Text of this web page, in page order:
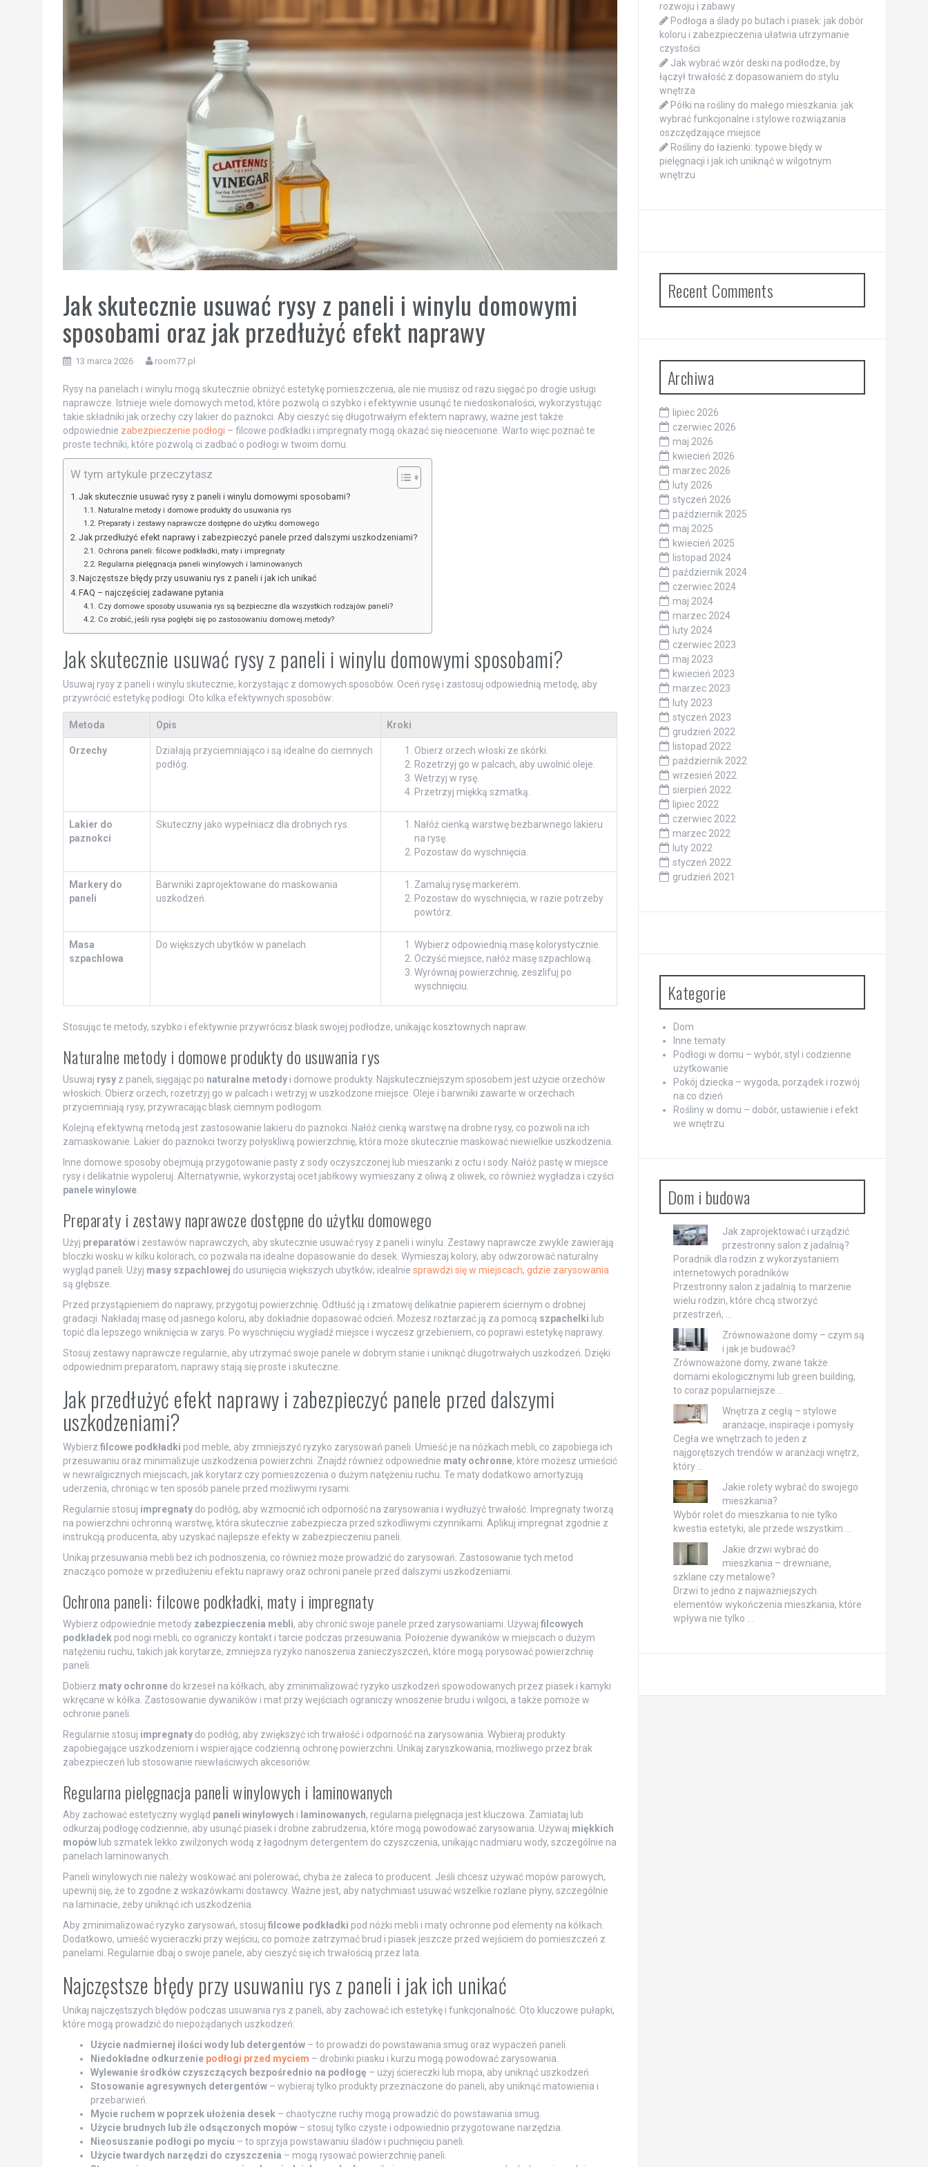
Jak skutecznie usuwać rysy z paneli i winylu domowymi
sposobami oraz jak przedłużyć efekt naprawy
13 marca 2026 room77.pl
Rysy na panelach i winylu mogą skutecznie obniżyć estetykę pomieszczenia, ale nie musisz od razu sięgać po drogie usługi
naprawcze. Istnieje wiele domowych metod, które pozwolą ci szybko i efektywnie usunąć te niedoskonałości, wykorzystując
takie składniki jak orzechy czy lakier do paznokci. Aby cieszyć się długotrwałym efektem naprawy, ważne jest także
odpowiednie zabezpieczenie podłogi – filcowe podkładki i impregnaty mogą okazać się nieocenione. Warto więc poznać te
proste techniki, które pozwolą ci zadbać o podłogi w twoim domu.
W tym artykule przeczytasz
Jak skutecznie usuwać rysy z paneli i winylu domowymi sposobami?
Naturalne metody i domowe produkty do usuwania rys
Preparaty i zestawy naprawcze dostępne do użytku domowego
Jak przedłużyć efekt naprawy i zabezpieczyć panele przed dalszymi uszkodzeniami?
Ochrona paneli: filcowe podkładki, maty i impregnaty
Regularna pielęgnacja paneli winylowych i laminowanych
Najczęstsze błędy przy usuwaniu rys z paneli i jak ich unikać
FAQ – najczęściej zadawane pytania
Czy domowe sposoby usuwania rys są bezpieczne dla wszystkich rodzajów paneli?
Co zrobić, jeśli rysa pogłębi się po zastosowaniu domowej metody?
Jak skutecznie usuwać rysy z paneli i winylu domowymi sposobami?
Usuwaj rysy z paneli i winylu skutecznie, korzystając z domowych sposobów. Oceń rysę i zastosuj odpowiednią metodę, aby
przywrócić estetykę podłogi. Oto kilka efektywnych sposobów:
Metoda Opis Kroki
Orzechy
Działają przyciemniająco i są idealne do ciemnych
podłóg.
Obierz orzech włoski ze skórki.
Rozetrzyj go w palcach, aby uwolnić oleje.
Wetrzyj w rysę.
Przetrzyj miękką szmatką.
Lakier do
paznokci
Skuteczny jako wypełniacz dla drobnych rys.
Nałóż cienką warstwę bezbarwnego lakieru
na rysę.
Pozostaw do wyschnięcia.
Markery do
paneli
Barwniki zaprojektowane do maskowania
uszkodzeń.
Zamaluj rysę markerem.
Pozostaw do wyschnięcia, w razie potrzeby
powtórz.
Masa
szpachlowa
Do większych ubytków w panelach.
Wybierz odpowiednią masę kolorystycznie.
Oczyść miejsce, nałóż masę szpachlową.
Wyrównaj powierzchnię, zeszlifuj po
wyschnięciu.
Stosując te metody, szybko i efektywnie przywrócisz blask swojej podłodze, unikając kosztownych napraw.
Naturalne metody i domowe produkty do usuwania rys
Usuwaj rysyz paneli, sięgając po naturalne metodyi domowe produkty. Najskuteczniejszym sposobem jest użycie orzechów
włoskich. Obierz orzech, rozetrzyj go w palcach i wetrzyj w uszkodzone miejsce. Oleje i barwniki zawarte w orzechach
przyciemniają rysy, przywracając blask ciemnym podłogom.
Kolejną efektywną metodą jest zastosowanie lakieru do paznokci. Nałóż cienką warstwę na drobne rysy, co pozwoli na ich
zamaskowanie. Lakier do paznokci tworzy połyskliwą powierzchnię, która może skutecznie maskować niewielkie uszkodzenia.
Inne domowe sposoby obejmują przygotowanie pasty z sody oczyszczonej lub mieszanki z octu i sody. Nałóż pastę w miejsce
rysy i delikatnie wypoleruj. Alternatywnie, wykorzystaj ocet jabłkowy wymieszany z oliwą z oliwek, co również wygładza i czyści
panele winylowe.
Preparaty i zestawy naprawcze dostępne do użytku domowego
Użyj preparatówi zestawów naprawczych, aby skutecznie usuwać rysy z paneli i winylu. Zestawy naprawcze zwykle zawierają
bloczki wosku w kilku kolorach, co pozwala na idealne dopasowanie do desek. Wymieszaj kolory, aby odwzorować naturalny
wygląd paneli. Użyj masy szpachlowej do usunięcia większych ubytków; idealnie sprawdzi się w miejscach, gdzie zarysowania
są głębsze.
Przed przystąpieniem do naprawy, przygotuj powierzchnię. Odtłuść ją i zmatowij delikatnie papierem ściernym o drobnej
gradacji. Nakładaj masę od jasnego koloru, aby dokładnie dopasować odcień. Możesz roztarzać ją za pomocą szpachelki lub
topić dla lepszego wniknięcia w zarys. Po wyschnięciu wygładź miejsce i wyczesz grzebieniem, co poprawi estetykę naprawy.
Stosuj zestawy naprawcze regularnie, aby utrzymać swoje panele w dobrym stanie i uniknąć długotrwałych uszkodzeń. Dzięki
odpowiednim preparatom, naprawy stają się proste i skuteczne.
Jak przedłużyć efekt naprawy i zabezpieczyć panele przed dalszymi
uszkodzeniami?
Wybierz filcowe podkładki pod meble, aby zmniejszyć ryzyko zarysowań paneli. Umieść je na nóżkach mebli, co zapobiega ich
przesuwaniu oraz minimalizuje uszkodzenia powierzchni. Znajdź również odpowiednie maty ochronne, które możesz umieścić
w newralgicznych miejscach, jak korytarz czy pomieszczenia o dużym natężeniu ruchu. Te maty dodatkowo amortyzują
uderzenia, chroniąc w ten sposób panele przed możliwymi rysami.
Regularnie stosuj impregnatydo podłóg, aby wzmocnić ich odporność na zarysowania i wydłużyć trwałość. Impregnaty tworzą
na powierzchni ochronną warstwę, która skutecznie zabezpiecza przed szkodliwymi czynnikami. Aplikuj impregnat zgodnie z
instrukcją producenta, aby uzyskać najlepsze efekty w zabezpieczeniu paneli.
Unikaj przesuwania mebli bez ich podnoszenia, co również może prowadzić do zarysowań. Zastosowanie tych metod
znacząco pomoże w przedłużeniu efektu naprawy oraz ochroni panele przed dalszymi uszkodzeniami.
Ochrona paneli: filcowe podkładki, maty i impregnaty
Wybierz odpowiednie metody zabezpieczenia mebli, aby chronić swoje panele przed zarysowaniami. Używaj filcowych
podkładekpod nogi mebli, co ograniczy kontakt i tarcie podczas przesuwania. Położenie dywaników w miejscach o dużym
natężeniu ruchu, takich jak korytarze, zmniejsza ryzyko nanoszenia zanieczyszczeń, które mogą porysować powierzchnię
paneli.
Dobierz maty ochronnedo krzeseł na kółkach, aby zminimalizować ryzyko uszkodzeń spowodowanych przez piasek i kamyki
wkręcane w kółka. Zastosowanie dywaników i mat przy wejściach ograniczy wnoszenie brudu i wilgoci, a także pomoże w
ochronie paneli.
Regularnie stosuj impregnatydo podłóg, aby zwiększyć ich trwałość i odporność na zarysowania. Wybieraj produkty
zapobiegające uszkodzeniom i wspierające codzienną ochronę powierzchni. Unikaj zaryszkowania, możliwego przez brak
zabezpieczeń lub stosowanie niewłaściwych akcesoriów.
Regularna pielęgnacja paneli winylowych i laminowanych
Aby zachować estetyczny wygląd paneli winylowych i laminowanych, regularna pielęgnacja jest kluczowa. Zamiataj lub
odkurzaj podłogę codziennie, aby usunąć piasek i drobne zabrudzenia, które mogą powodować zarysowania. Używaj miękkich
mopówlub szmatek lekko zwilżonych wodą z łagodnym detergentem do czyszczenia, unikając nadmiaru wody, szczególnie na
panelach laminowanych.
Paneli winylowych nie należy woskować ani polerować, chyba że zaleca to producent. Jeśli chcesz używać mopów parowych,
upewnij się, że to zgodne z wskazówkami dostawcy. Ważne jest, aby natychmiast usuwać wszelkie rozlane płyny, szczególnie
na laminacie, żeby uniknąć ich uszkodzenia.
Aby zminimalizować ryzyko zarysowań, stosuj filcowe podkładki pod nóżki mebli i maty ochronne pod elementy na kółkach.
Dodatkowo, umieść wycieraczki przy wejściu, co pomoże zatrzymać brud i piasek jeszcze przed wejściem do pomieszczeń z
panelami. Regularnie dbaj o swoje panele, aby cieszyć się ich trwałością przez lata.
Najczęstsze błędy przy usuwaniu rys z paneli i jak ich unikać
Unikaj najczęstszych błędów podczas usuwania rys z paneli, aby zachować ich estetykę i funkcjonalność. Oto kluczowe pułapki,
które mogą prowadzić do niepożądanych uszkodzeń:
Użycie nadmiernej ilości wody lub detergentów– to prowadzi do powstawania smug oraz wypaczeń paneli.
Niedokładne odkurzenie podłogi przed myciem – drobinki piasku i kurzu mogą powodować zarysowania.
Wylewanie środków czyszczących bezpośrednio na podłogę – użyj ściereczki lub mopa, aby uniknąć uszkodzeń.
Stosowanie agresywnych detergentów– wybieraj tylko produkty przeznaczone do paneli, aby uniknąć matowienia i
przebarwień.
Mycie ruchem w poprzek ułożenia desek– chaotyczne ruchy mogą prowadzić do powstawania smug.
Użycie brudnych lub źle odsączonych mopów– stosuj tylko czyste i odpowiednio przygotowane narzędzia.
Nieosuszanie podłogi po myciu – to sprzyja powstawaniu śladów i puchnięciu paneli.
Użycie twardych narzędzi do czyszczenia – mogą rysować powierzchnię paneli.
rozwoju i zabawy
Podłoga a ślady po butach i piasek: jak dobór
koloru i zabezpieczenia ułatwia utrzymanie
czystości
Jak wybrać wzór deski na podłodze, by
łączył trwałość z dopasowaniem do stylu
wnętrza
Półki na rośliny do małego mieszkania: jak
wybrać funkcjonalne i stylowe rozwiązania
oszczędzające miejsce
Rośliny do łazienki: typowe błędy w
pielęgnacji i jak ich uniknąć w wilgotnym
wnętrzu
Recent Comments
Archiwa
lipiec 2026
czerwiec 2026
maj 2026
kwiecień 2026
marzec 2026
luty 2026
styczeń 2026
październik 2025
maj 2025
kwiecień 2025
listopad 2024
październik 2024
czerwiec 2024
maj 2024
marzec 2024
luty 2024
czerwiec 2023
maj 2023
kwiecień 2023
marzec 2023
luty 2023
styczeń 2023
grudzień 2022
listopad 2022
październik 2022
wrzesień 2022
sierpień 2022
lipiec 2022
czerwiec 2022
marzec 2022
luty 2022
styczeń 2022
grudzień 2021
Kategorie
Dom
Inne tematy
Podłogi w domu – wybór, styl i codzienne
użytkowanie
Pokój dziecka – wygoda, porządek i rozwój
na co dzień
Rośliny w domu – dobór, ustawienie i efekt
we wnętrzu
Dom i budowa
Jak zaprojektować i urządzić
przestronny salon z jadalnią?
Poradnik dla rodzin z wykorzystaniem
internetowych poradników
Przestronny salon z jadalnią to marzenie
wielu rodzin, które chcą stworzyć
przestrzeń, …
Zrównoważone domy – czym są
i jak je budować?
Zrównoważone domy, zwane także
domami ekologicznymi lub green building,
to coraz popularniejsze …
Wnętrza z cegłą – stylowe
aranżacje, inspiracje i pomysły
Cegła we wnętrzach to jeden z
najgorętszych trendów w aranżacji wnętrz,
który …
Jakie rolety wybrać do swojego
mieszkania?
Wybór rolet do mieszkania to nie tylko
kwestia estetyki, ale przede wszystkim …
Jakie drzwi wybrać do
mieszkania – drewniane,
szklane czy metalowe?
Drzwi to jedno z najważniejszych
elementów wykończenia mieszkania, które
wpływa nie tylko …